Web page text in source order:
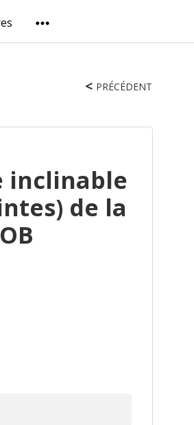
PRÉCÉDENT
inclinable
de la